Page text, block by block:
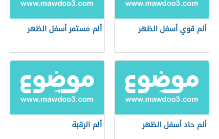
ألم قوي أسفل الظهر ألم مستمر أسفل الظهر
ألم حاد أسفل الظهر ألم الرقبة